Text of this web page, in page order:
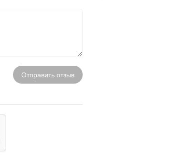
Отправить отзыв